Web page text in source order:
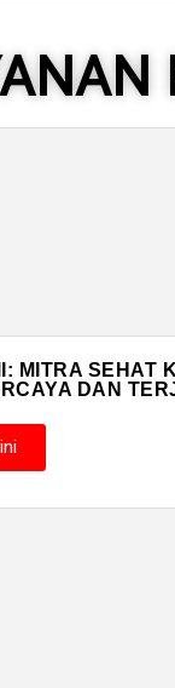
MITRA SEHAT
DAN